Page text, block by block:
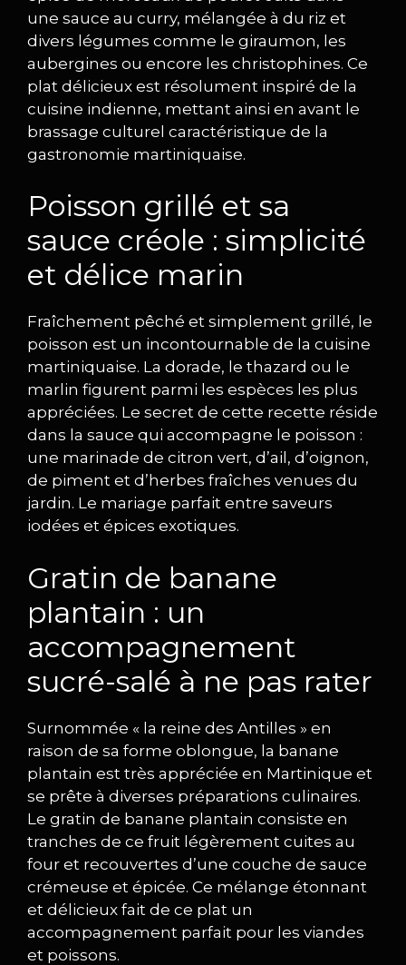
une sauce au curry, mélangée à du riz et
divers légumes comme le giraumon, les
aubergines ou encore les christophines. Ce
plat délicieux est résolument inspiré de la
cuisine indienne, mettant ainsi en avant le
brassage culturel caractéristique de la
gastronomie martiniquaise.
Poisson grillé et sa
sauce créole : simplicité
et délice marin
Fraîchement pêché et simplement grillé, le
poisson est un incontournable de la cuisine
martiniquaise. La dorade, le thazard ou le
marlin figurent parmi les espèces les plus
appréciées. Le secret de cette recette réside
dans la sauce qui accompagne le poisson :
une marinade de citron vert, d’ail, d’oignon,
de piment et d’herbes fraîches venues du
jardin. Le mariage parfait entre saveurs
iodées et épices exotiques.
Gratin de banane
plantain : un
accompagnement
sucré-salé à ne pas rater
Surnommée « la reine des Antilles » en
raison de sa forme oblongue, la banane
plantain est très appréciée en Martinique et
se prête à diverses préparations culinaires.
Le gratin de banane plantain consiste en
tranches de ce fruit légèrement cuites au
four et recouvertes d’une couche de sauce
crémeuse et épicée. Ce mélange étonnant
et délicieux fait de ce plat un
accompagnement parfait pour les viandes
et poissons.